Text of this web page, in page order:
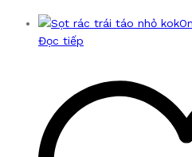
Đọc tiếp